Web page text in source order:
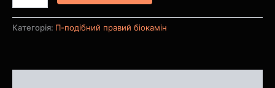
Категорія: П-подібний правий біокамін